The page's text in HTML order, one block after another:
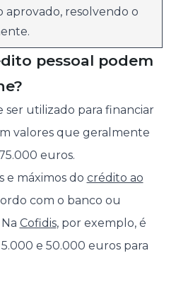
aprovado, resolvendo o
pessoal podem
ser utilizado para financiar
valores que geralmente
euros.
e máximos do crédito ao
com o banco ou
Cofidis, por exemplo, é
e 50.000 euros para